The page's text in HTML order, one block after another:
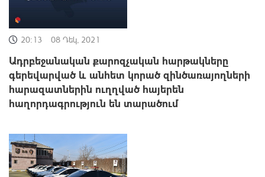
20:13 08 Դեկ, 2021
Ադրբեջանական քարոզչական հարթակները
գերեվարված և անհետ կորած զինծառայողների
հարազատներին ուղղված հայերեն
հաղորդագրություն են տարածում